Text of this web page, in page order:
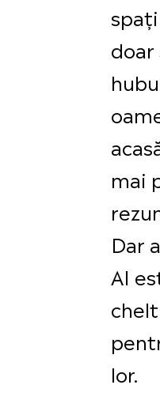
mai
Dar
AI
lor.